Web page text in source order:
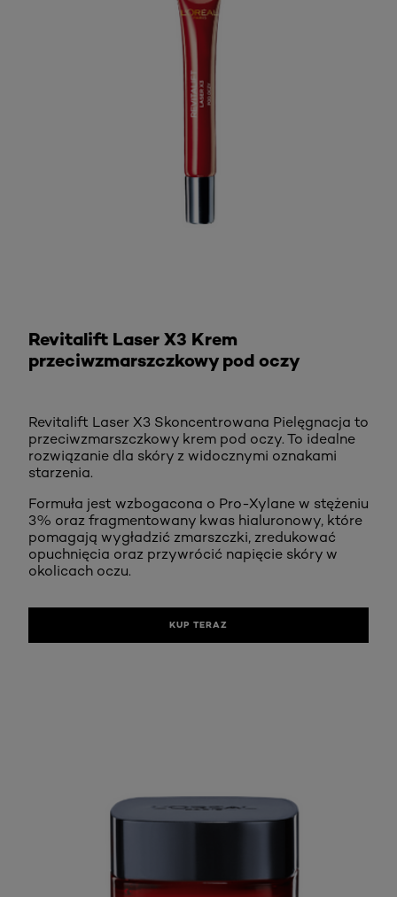
Revitalift Laser X3 Krem
przeciwzmarszczkowy pod oczy
Revitalift Laser X3 Skoncentrowana Pielęgnacja to
przeciwzmarszczkowy krem pod oczy. To idealne
rozwiązanie dla skóry z widocznymi oznakami
starzenia.
Formuła jest wzbogacona o Pro-Xylane w stężeniu
3% oraz fragmentowany kwas hialuronowy, które
pomagają wygładzić zmarszczki, zredukować
opuchnięcia oraz przywrócić napięcie skóry w
okolicach oczu.
KUP TERAZ